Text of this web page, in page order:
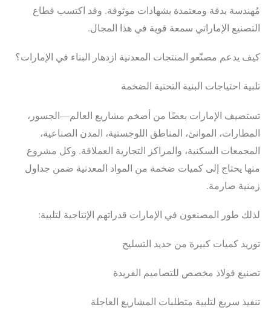
مُهندسة بدقة ومعتمدة بشهادات موثوقة. وقد اكتسب قطاع
التصنيع الإماراتي سمعة قوية في هذا المجال.
كيف يدعم مصنّعو المنتجات المعدنية ازدهار البناء في الإمارات؟
تلبية احتياجات البنية التحتية الضخمة
تستضيف الإمارات بعضًا من أضخم مشاريع العالم—الجسور،
المطارات، الموانئ، المناطق اللوجستية، المدن الصناعية،
المجمعات السكنية، والمراكز التجارية العملاقة. وكل مشروع
منها يحتاج إلى كميات ضخمة من المواد المعدنية ضمن جداول
زمنية صارمة.
لذلك طور المصنعون في الإمارات قدراتهم الإنتاجية لتلبية:
توريد كميات كبيرة من حديد التسليح
تصنيع فولاذ مخصص للتصاميم الفريدة
تنفيذ سريع لتلبية متطلبات المشاريع العاجلة